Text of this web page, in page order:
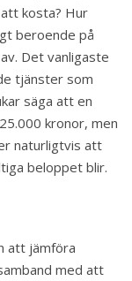
kosta? Hur
beroende på
Det vanligaste
tjänster som
säga att en
kronor, men
naturligtvis att
beloppet blir.
att jämföra
med att